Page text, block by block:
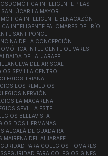
DOMÓTICA INTELIGENTE PILAS
LA MAYOR
INTELIGENTE BENACAZÓN
INTELIGENTE PALOMARES DEL RÍO
SANTIPONCE
DE LA CONCEPCIÓN
INTELIGENTE OLIVARES
DEL ALJARAFE
DEL ARISCAL
SEVILLA CENTRO
TRIANA
LOS REMEDIOS
NERVIÓN
LA MACARENA
SEVILLA ESTE
BELLAVISTA
DOS HERMANAS
ALCALÁ DE GUADAÍRA
MAIRENA DEL ALJARAFE
PARA COLEGIOS TOMARES
SEGURIDAD PARA COLEGIOS GINES